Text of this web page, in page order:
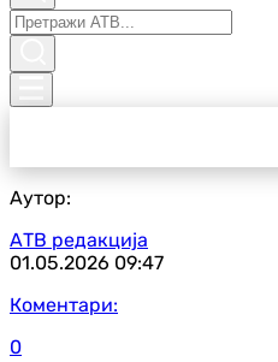
Аутор:
АТВ редакција
01.05.2026 09:47
Коментари:
0